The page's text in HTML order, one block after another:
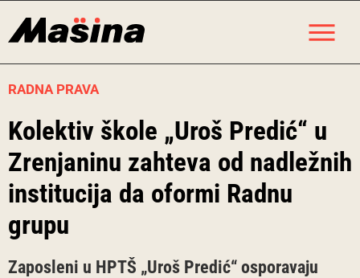
RADNA PRAVA
Kolektiv škole „Uroš Predić“ u
Zrenjaninu zahteva od nadležnih
institucija da oformi Radnu
grupu
Zaposleni u HPTŠ „Uroš Predić“ osporavaju